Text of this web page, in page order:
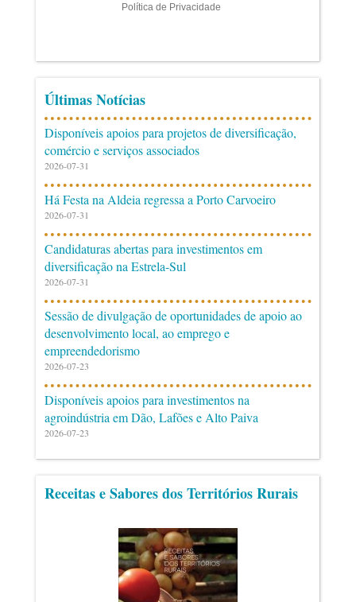
Últimas Notícias
Disponíveis apoios para projetos de diversificação,
comércio e serviços associados
2026-07-31
Há Festa na Aldeia regressa a Porto Carvoeiro
2026-07-31
Candidaturas abertas para investimentos em
diversificação na Estrela-Sul
2026-07-31
Sessão de divulgação de oportunidades de apoio ao
desenvolvimento local, ao emprego e
empreendedorismo
2026-07-23
Disponíveis apoios para investimentos na
agroindústria em Dão, Lafões e Alto Paiva
2026-07-23
Receitas e Sabores dos Territórios Rurais